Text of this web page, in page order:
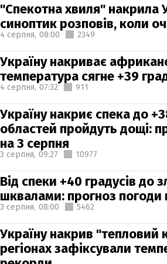
"Спекотна хвиля" накрила
синоптик розповів, коли
4 серпня, 08:00 2349
Україну накриває
температура сягне +39
4 серпня, 07:32 911
Україну накриє спека до
областей пройдуть дощі:
на 3 серпня
3 серпня, 09:27 10977
Від спеки +40 градусів до
шквалами: прогноз погоди
3 серпня, 08:00 5462
Україну накрив "тепловий
регіонах зафіксували